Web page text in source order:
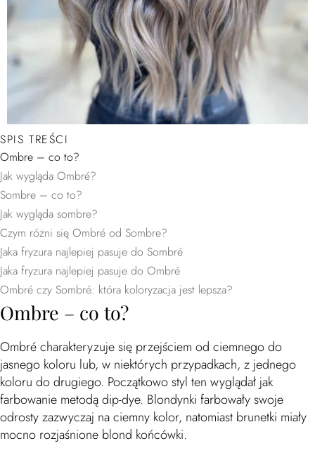
SPIS TREŚCI
Ombre – co to?
Jak wygląda Ombré?
Sombre – co to?
Jak wygląda sombre?
Czym różni się Ombré od Sombre?
Jaka fryzura najlepiej pasuje do Sombré
Jaka fryzura najlepiej pasuje do Ombré
Ombré czy Sombré: która koloryzacja jest lepsza?
Ombre – co to?
Ombré charakteryzuje się przejściem od ciemnego do
jasnego koloru lub, w niektórych przypadkach, z jednego
koloru do drugiego. Początkowo styl ten wyglądał jak
farbowanie metodą dip-dye. Blondynki farbowały swoje
odrosty zazwyczaj na ciemny kolor, natomiast brunetki miały
mocno rozjaśnione blond końcówki.